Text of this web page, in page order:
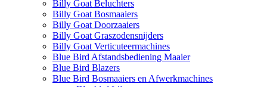
Billy Goat Beluchters
Billy Goat Bosmaaiers
Billy Goat Doorzaaiers
Billy Goat Graszodensnijders
Billy Goat Verticuteermachines
Blue Bird Afstandsbediening Maaier
Blue Bird Blazers
Blue Bird Bosmaaiers en Afwerkmachines